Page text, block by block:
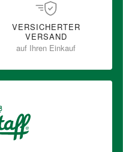
VERSICHERTER
VERSAND
auf Ihren Einkauf